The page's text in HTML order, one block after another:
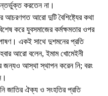
করতেন না।
আচরণগত আরো দুটি বৈশিষ্ট্যের কথা
করে যুবসমাজের কর্মক্ষমতার ওপর
একই সাথে দুশমনের প্রতি
আরো বলেন, ইমাম খোমেইনী
জন্যও আস্থা স্থাপন করেন নি; বরং
জাতির ঐক্য ও সংহতির প্রতি